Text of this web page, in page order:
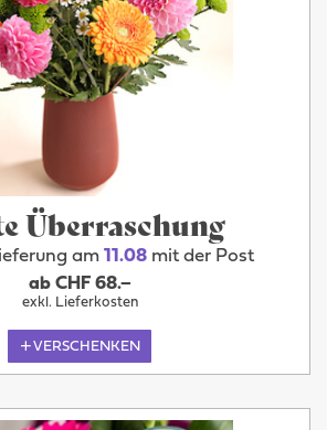
Überraschung
am 11.08 mit der Post
ab CHF 68.–
exkl. Lieferkosten
VERSCHENKEN